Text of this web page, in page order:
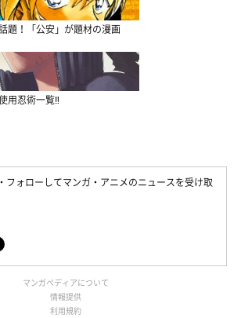
題！「公安」が題材の漫画
用忍術一覧‼
フォローしてマンガ・アニメのニュースを受け取
マンガペディアについて
情報提供
利用規約